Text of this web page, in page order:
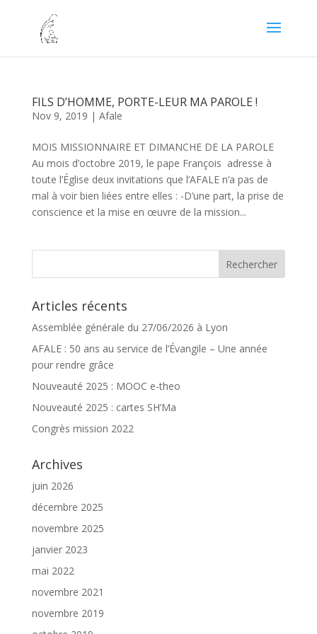
FILS D’HOMME, PORTE-LEUR MA PAROLE !
Nov 9, 2019 | Afale
MOIS MISSIONNAIRE ET DIMANCHE DE LA PAROLE
Au mois d’octobre 2019, le pape François adresse à
toute l’Église deux invitations que l’AFALE n’a pas de
mal à voir bien liées entre elles : -D’une part, la prise de
conscience et la mise en œuvre de la mission...
Articles récents
Assemblée générale du 27/06/2026 à Lyon
AFALE : 50 ans au service de l’Évangile – Une année
pour rendre grâce
Nouveauté 2025 : MOOC e-theo
Nouveauté 2025 : cartes SH’Ma
Congrès mission 2022
Archives
juin 2026
décembre 2025
novembre 2025
janvier 2023
mai 2022
novembre 2021
novembre 2019